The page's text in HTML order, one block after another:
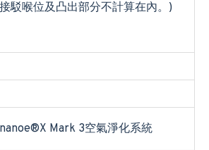
駁喉位及凸出部分不計算在內。)
Mark 3空氣淨化系統